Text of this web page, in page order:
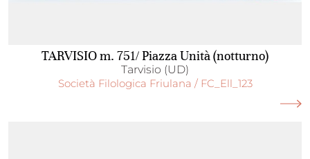
TARVISIO m. 751/ Piazza Unità (notturno)
Tarvisio (UD)
Società Filologica Friulana / FC_Ell_123